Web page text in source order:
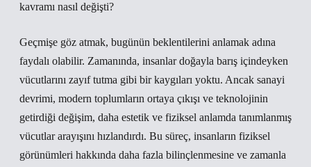
kavramı nasıl değişti?
Geçmişe göz atmak, bugünün beklentilerini anlamak adına
faydalı olabilir. Zamanında, insanlar doğayla barış içindeyken
vücutlarını zayıf tutma gibi bir kaygıları yoktu. Ancak sanayi
devrimi, modern toplumların ortaya çıkışı ve teknolojinin
getirdiği değişim, daha estetik ve fiziksel anlamda tanımlanmış
vücutlar arayışını hızlandırdı. Bu süreç, insanların fiziksel
görünümleri hakkında daha fazla bilinçlenmesine ve zamanla